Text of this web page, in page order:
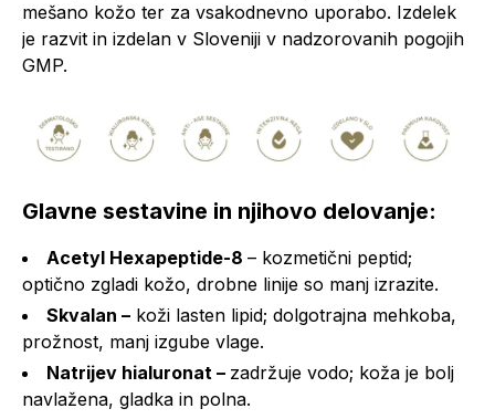
mešano kožo ter za vsakodnevno uporabo. Izdelek
je razvit in izdelan v Sloveniji v nadzorovanih pogojih
GMP.
Glavne sestavine in njihovo delovanje:
Acetyl Hexapeptide-8 – kozmetični peptid;
optično zgladi kožo, drobne linije so manj izrazite.
Skvalan – koži lasten lipid; dolgotrajna mehkoba,
prožnost, manj izgube vlage.
Natrijev hialuronat – zadržuje vodo; koža je bolj
navlažena, gladka in polna.